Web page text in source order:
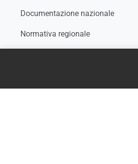
Documentazione nazionale
Normativa regionale